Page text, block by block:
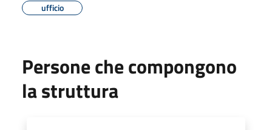
ufficio
Persone che compongono
la struttura